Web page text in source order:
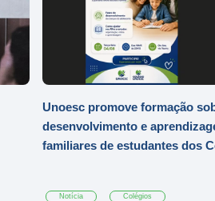
Unoesc promove formação
desenvolvimento e
familiares de estudantes dos
Notícia Colégios